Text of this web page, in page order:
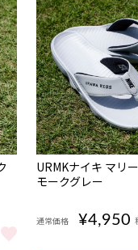
をもっと見る
NEW
URMKナイキ マリ
モークグレー
通常価格 ¥4,950
URMKナイキ マリ